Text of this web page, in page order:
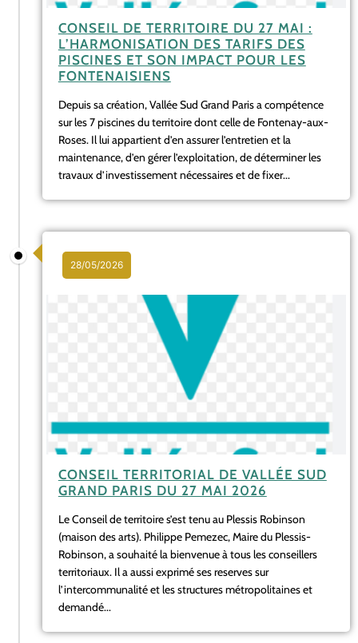
CONSEIL DE TERRITOIRE DU 27 MAI :
L’HARMONISATION DES TARIFS DES
PISCINES ET SON IMPACT POUR LES
FONTENAISIENS
Depuis sa création, Vallée Sud Grand Paris a compétence
sur les 7 piscines du territoire dont celle de Fontenay-aux-
Roses. Il lui appartient d’en assurer l’entretien et la
maintenance, d’en gérer l’exploitation, de déterminer les
travaux d’investissement nécessaires et de fixer...
28/05/2026
CONSEIL TERRITORIAL DE VALLÉE SUD
GRAND PARIS DU 27 MAI 2026
Le Conseil de territoire s’est tenu au Plessis Robinson
(maison des arts). Philippe Pemezec, Maire du Plessis-
Robinson, a souhaité la bienvenue à tous les conseillers
territoriaux. Il a aussi exprimé ses reserves sur
l’intercommunalité et les structures métropolitaines et
demandé...